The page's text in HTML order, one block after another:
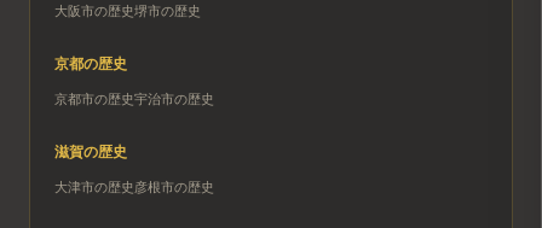
大阪市の歴史堺市の歴史
京都の歴史
京都市の歴史宇治市の歴史
滋賀の歴史
大津市の歴史 彦根市の歴史